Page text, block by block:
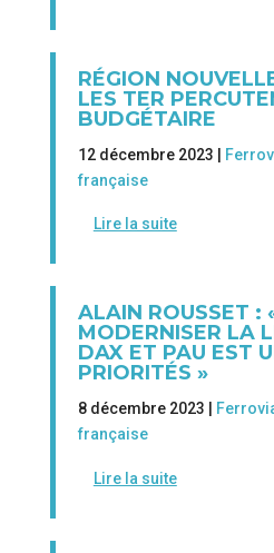
RÉGION
LES TER
BUDGÉTAIRE
12 décembre 2023 |
française
Lire la suite
ALAIN ROUSSET :
MODERNISER LA
DAX ET PAU EST
PRIORITÉS »
8 décembre 2023 |
française
Lire la suite